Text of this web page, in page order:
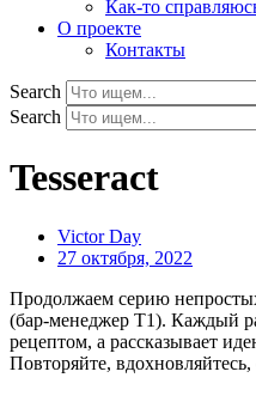
Как-то
О проекте
Контакты
Search
Search
Tesseract
Victor Day
27 октября, 2022
Продолжаем серию
(бар-менеджер Т1). Каждый
рецептом, а рассказывает
Повторяйте, вдохновляйтесь,